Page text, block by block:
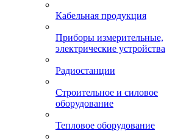
Кабельная продукция
Приборы измерительные,
электрические устройства
Радиостанции
Строительное и силовое
оборудование
Тепловое оборудование